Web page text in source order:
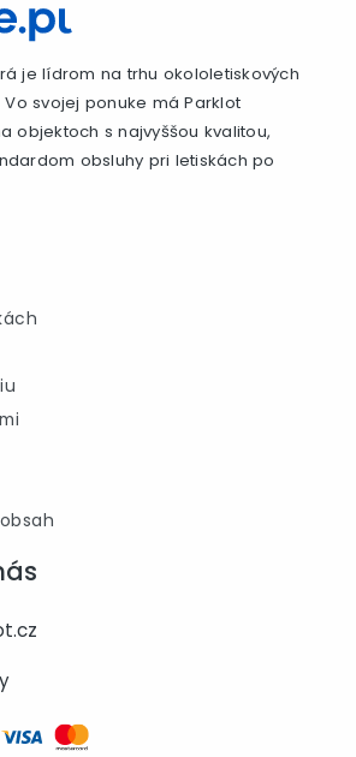
je lídrom na trhu okololetiskových
svojej ponuke má Parklot
objektoch s najvyššou kvalitou,
obsluhy pri letiskách po